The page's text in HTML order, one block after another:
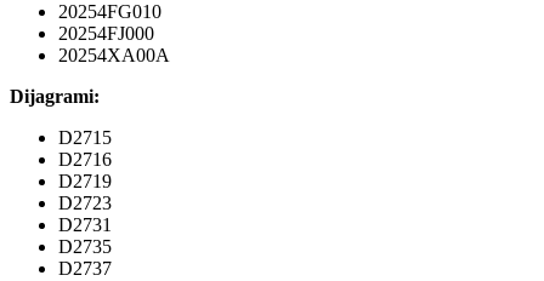
20254FG010
20254FJ000
20254XA00A
Dijagrami:
D2715
D2716
D2719
D2723
D2731
D2735
D2737